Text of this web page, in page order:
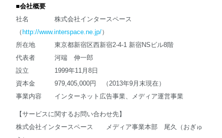
■会社概要
社名 株式会社インタースペース
（ http://www.interspace.ne.jp/）
所在地 東京都新宿区西新宿2-4-1 新宿NSビル8階
代表者 河端 伸一郎
設立 1999年11月8日
資本金 979,405,000円 （2013年9月末現在）
事業内容 インターネット広告事業、メディア運営事業
【サービスに関するお問い合わせ先】
株式会社インタースペース メディア事業本部 尾久（おぎゅ